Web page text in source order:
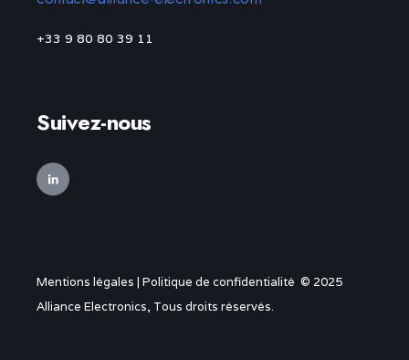
+33 9 80 80 39 11
Suivez-nous
Mentions légales | Politique de confidentialité © 2025
Alliance Electronics, Tous droits réservés.